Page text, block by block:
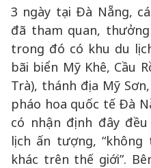
3 ngày tại Đà Nẵng,
đã tham quan,
trong đó có khu du
bãi biển Mỹ Khê, Cầu
Trà), thánh địa Mỹ
pháo hoa quốc tế Đà
có nhận định đây
lịch ấn tượng,
khác trên thế giới”.